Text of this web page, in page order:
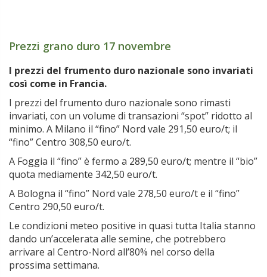
Prezzi grano duro 17 novembre
I prezzi del frumento duro nazionale sono invariati
così come in Francia.
I prezzi del frumento duro nazionale sono rimasti
invariati, con un volume di transazioni “spot” ridotto al
minimo. A Milano il “fino” Nord vale 291,50 euro/t; il
“fino” Centro 308,50 euro/t.
A Foggia il “fino” è fermo a 289,50 euro/t; mentre il “bio”
quota mediamente 342,50 euro/t.
A Bologna il “fino” Nord vale 278,50 euro/t e il “fino”
Centro 290,50 euro/t.
Le condizioni meteo positive in quasi tutta Italia stanno
dando un’accelerata alle semine, che potrebbero
arrivare al Centro-Nord all’80% nel corso della
prossima settimana.